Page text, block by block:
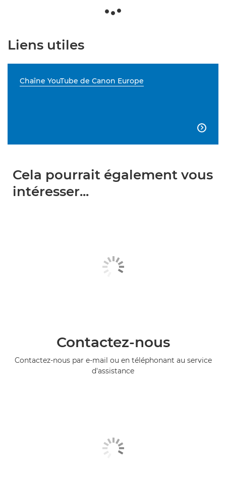
Liens utiles
Chaîne YouTube de Canon Europe

Cela pourrait également vous
intéresser...
Contactez-nous
Contactez-nous par e-mail ou en téléphonant au service
d'assistance